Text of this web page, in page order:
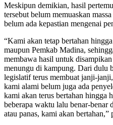
Meskipun demikian, hasil
tersebut belum memuaskan
belum ada kepastian mengenai
“Kami akan tetap bertahan
maupun Pemkab Madina,
membawa hasil untuk
menungu di kampung. Dari dulu
legislatif terus membuat janji-
kami alami belum juga ada
kami akan terus bertahan hingga
beberapa waktu lalu benar-benar
atau panas, kami akan bertahan,”